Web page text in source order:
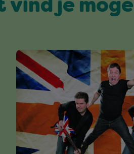
vind je